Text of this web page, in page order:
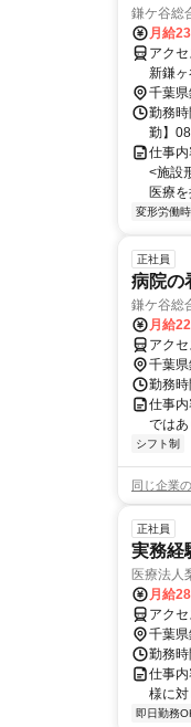
鎌ケ谷総
月給
アク
新鎌
武)徒
千葉
勤務
勤】
仕事
<施設
医療
変形労働
正社員
病院の
鎌ケ谷総
月給
千葉
勤務
仕事
では
シフト制
同じ企業
正社員
実務経
医療法人
月給
千葉
勤務時
仕事
様に
即日勤務